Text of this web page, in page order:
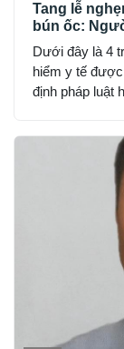
Tang lễ
bún ốc:
Dưới đây là 4
hiểm y tế
định pháp luật